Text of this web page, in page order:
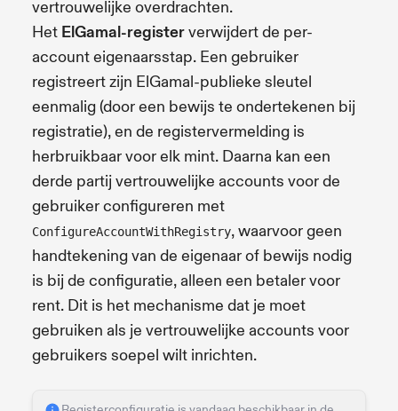
vertrouwelijke overdrachten.
Het ElGamal-registerverwijdert de per-
account eigenaarsstap. Een gebruiker
registreert zijn ElGamal-publieke sleutel
eenmalig (door een bewijs te ondertekenen bij
registratie), en de registervermelding is
herbruikbaar voor elk mint. Daarna kan een
derde partij vertrouwelijke accounts voor de
gebruiker configureren met
ConfigureAccountWithRegistry, waarvoor geen
handtekening van de eigenaar of bewijs nodig
is bij de configuratie, alleen een betaler voor
rent. Dit is het mechanisme dat je moet
gebruiken als je vertrouwelijke accounts voor
gebruikers soepel wilt inrichten.